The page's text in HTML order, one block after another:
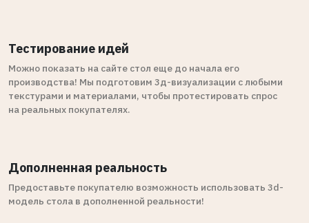
Тестирование идей
Можно показать на сайте стол еще до начала его
производства! Мы подготовим 3д-визуализации с любыми
текстурами и материалами, чтобы протестировать спрос
на реальных покупателях.
Дополненная реальность
Предоставьте покупателю возможность использовать 3d-
модель стола в дополненной реальности!